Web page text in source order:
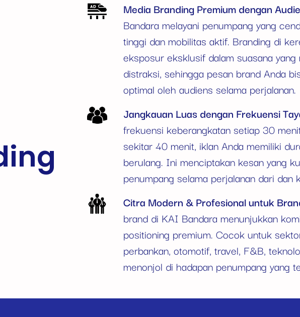
Media Branding Premium dengan
Bandara melayani penumpang yang
tinggi dan mobilitas aktif. Branding di
eksposur eksklusif dalam suasana yang
distraksi, sehingga pesan brand Anda
optimal oleh audiens selama perjalanan.
Jangkauan Luas dengan Frekuensi
frekuensi keberangkatan setiap 30
sekitar 40 menit, iklan Anda memiliki
berulang. Ini menciptakan kesan yang
penumpang selama perjalanan dari dan
Citra Modern & Profesional untuk
brand di KAI Bandara menunjukkan
positioning premium. Cocok untuk
perbankan, otomotif, travel, F&B,
menonjol di hadapan penumpang yang